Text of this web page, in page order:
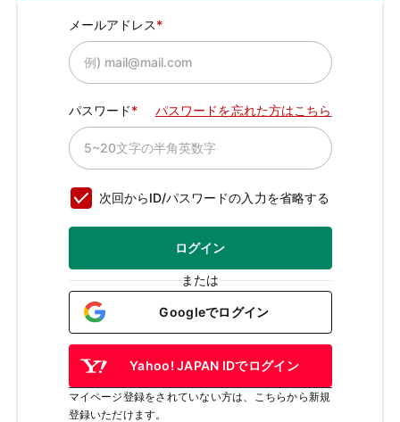
メールアドレス
パスワード パスワードを忘れた方はこちら
次回からID/パスワードの入力を省略する
ログイン
または
Googleでログイン
Yahoo! JAPAN IDでログイン
マイページ登録をされていない方は、こちらから新規
登録いただけます。